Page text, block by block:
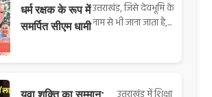
धर्म रक्षक के रूप में
समर्पित सीएम धामी
उत्तराखंड, जिसे देवभूमि के
नाम से भी जाना जाता है,...